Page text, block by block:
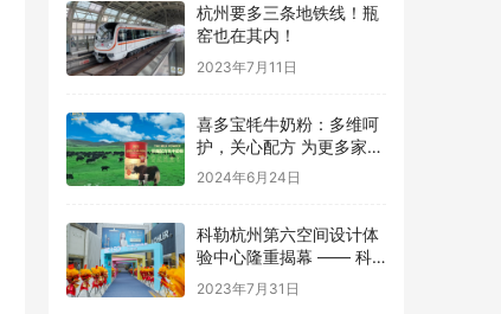
杭州要多三条地铁线！瓶
窑也在其内！
2023年7月11日
喜多宝牦牛奶粉：多维呵
护，关心配方 为更多家庭
的健康保驾护航
2024年6月24日
科勒杭州第六空间设计体
验中心隆重揭幕 —— 科
勒150周年 多维诠释优雅
生活美学
2023年7月31日